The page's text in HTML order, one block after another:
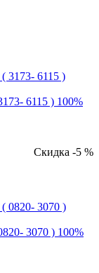
6115 ) 100%
Скидка -5 %
3070 ) 100%